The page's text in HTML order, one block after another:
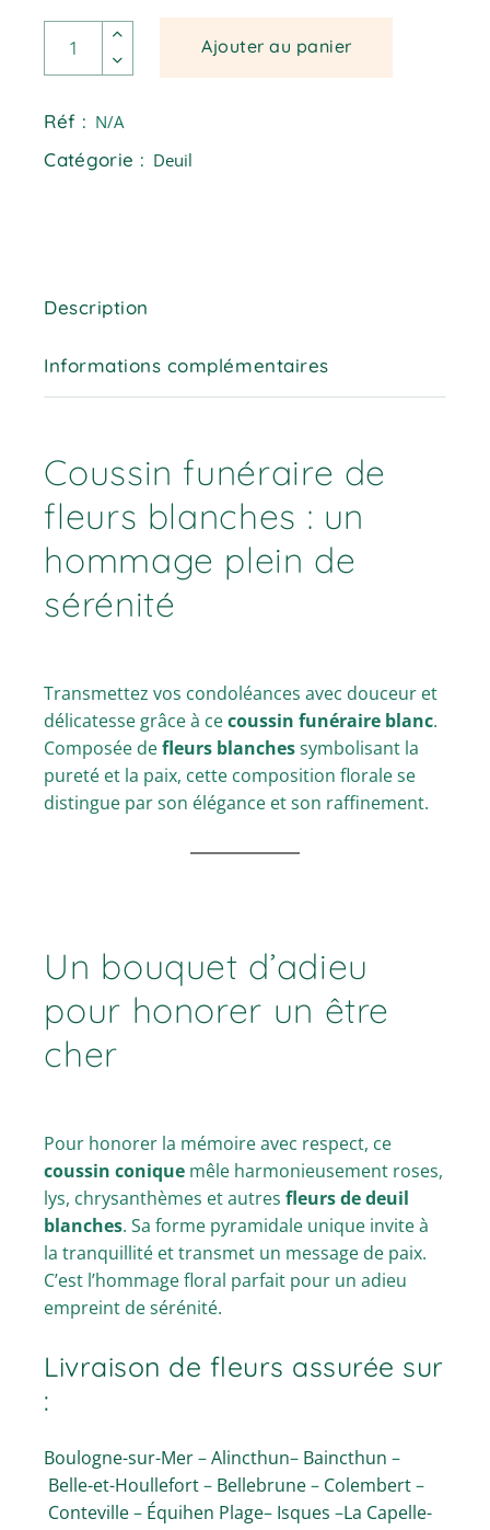
Katina - Coussin conique quantité
Ajouter au panier
Réf : N/A
Catégorie : Deuil
Description
Informations complémentaires
Coussin funéraire de
fleurs blanches : un
hommage plein de
sérénité
Transmettez vos condoléances avec douceur et
délicatesse grâce à cecoussin funéraire blanc.
Composée defleurs blanchessymbolisant la
pureté et la paix, cette composition florale se
distingue par son élégance et son raffinement.
Un bouquet d’adieu
pour honorer un être
cher
Pour honorer la mémoire avec respect, ce
coussin conique mêle harmonieusement roses,
lys, chrysanthèmes et autresfleurs de deuil
blanches. Sa forme pyramidale unique invite à
la tranquillité et transmet un message de paix.
C’est l’hommage floral parfait pour un adieu
empreint de sérénité.
Livraison de fleurs assurée sur
:
Boulogne-sur-Mer–Alincthun– Baincthun –
Belle-et-Houllefort– Bellebrune– Colembert–
Conteville– Équihen Plage– Isques –La Capelle-